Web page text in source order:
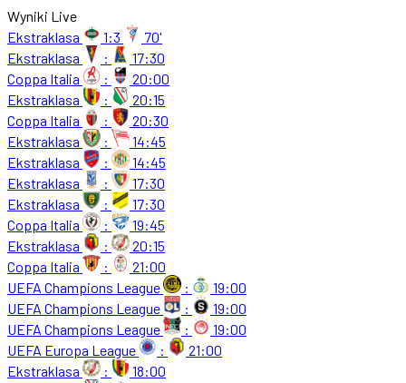
Wyniki Live
Ekstraklasa
1:3
70'
Ekstraklasa
:
17:30
Coppa Italia
:
20:00
Ekstraklasa
:
20:15
Coppa Italia
:
20:30
Ekstraklasa
:
14:45
Ekstraklasa
:
14:45
Ekstraklasa
:
17:30
Ekstraklasa
:
17:30
Coppa Italia
:
19:45
Ekstraklasa
:
20:15
Coppa Italia
:
21:00
UEFA Champions League
:
19:00
UEFA Champions League
:
19:00
UEFA Champions League
:
19:00
UEFA Europa League
:
21:00
Ekstraklasa
:
18:00